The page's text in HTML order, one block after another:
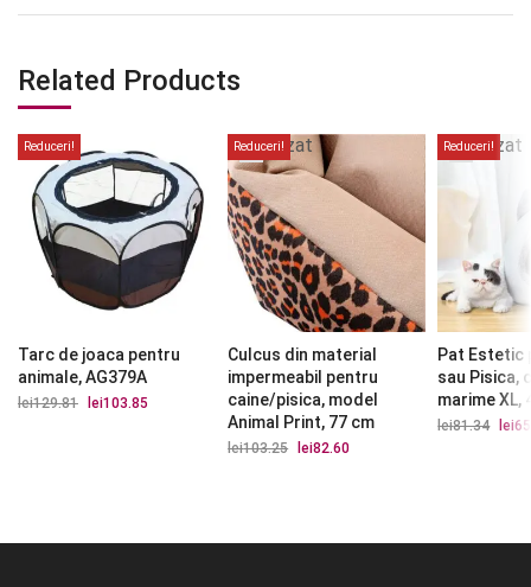
Related Products
Reduceri!
Tarc de joaca pentru
animale, AG379A
lei129.81
Prețul
lei103.85
Reduceri!
epuizat
Culcus din material
impermeabil pentru
caine/pisica, model
Animal Print, 77 cm
lei103.25
Prețul
lei82.60
Reduceri!
epuizat
Pat Estetic
sau Pisica,
marime XL,
lei81.34 lei